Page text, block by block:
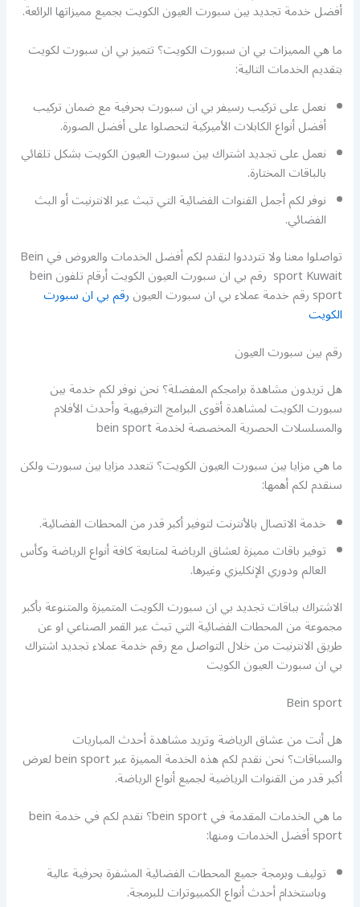
أفضل خدمة تجديد بين سبورت العيون الكويت بجميع مميزاتها الرائعة.
ما هي المميزات بي ان سبورت الكويت؟ تتميز بي ان سبورت لكويت
بتقديم الخدمات التالية:
نعمل على تركيب رسيفر بي ان سبورت بحرفية مع ضمان تركيب
أفضل أنواع الكابلات الأميركية لتحصلوا على أفضل الصورة.
نعمل على تجديد اشتراك بين سبورت العيون الكويت بشكل تلقائي
بالباقات المختارة.
نوفر لكم أجمل القنوات الفضائية التي تبث عبر الانترنيت أو البث
الفضائي.
تواصلوا معنا ولا تترددوا لنقدم لكم أفضل الخدمات والعروض في Bein
sport Kuwait رقم بي ان سبورت العيون الكويت أرقام تلفون bein
sport رقم خدمة عملاء بي ان سبورت العيون رقم بي ان سبورت
الكويت
رقم بين سبورت العيون
هل تريدون مشاهدة برامجكم المفضلة؟ نحن نوفر لكم خدمة بين
سبورت الكويت لمشاهدة أقوى البرامج الترفيهية وأحدث الأفلام
والمسلسلات الحصرية المخصصة لخدمة bein sport
ما هي مزايا بين سبورت العيون الكويت؟ تتعدد مزايا بين سبورت ولكن
سنقدم لكم أهمها:
خدمة الاتصال بالأنترنت لتوفير أكبر قدر من المحطات الفضائية.
توفير باقات مميزة لعشاق الرياضة لمتابعة كافة أنواع الرياضة وكأس
العالم ودوري الإنكليزي وغيرها.
الاشتراك بباقات تجديد بي ان سبورت الكويت المتميزة والمتنوعة بأكبر
مجموعة من المحطات الفضائية التي تبث عبر القمر الصناعي او عن
طريق الانترنيت من خلال التواصل مع رقم خدمة عملاء تجديد اشتراك
بي ان سبورت العيون الكويت
Bein sport
هل أنت من عشاق الرياضة وتريد مشاهدة أحدث المباريات
والسباقات؟ نحن نقدم لكم هذه الخدمة المميزة عبر bein sport لعرض
أكبر قدر من القنوات الرياضية لجميع أنواع الرياضة.
ما هي الخدمات المقدمة في bein sport؟ نقدم لكم في خدمة bein
sport أفضل الخدمات ومنها:
توليف وبرمجة جميع المحطات الفضائية المشفرة بحرفية عالية
وباستخدام أحدث أنواع الكمبيوترات للبرمجة.